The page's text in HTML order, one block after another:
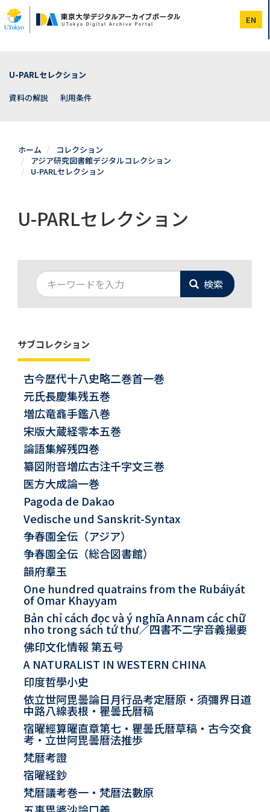
イ
ン
EN
U-PARLセレクション
資料の解説
利用条件
ホーム
コレクション
アジア研究図書館デジタルコレクション
U-PARLセレクション
U-PARLセレクション
検索
サブコレクション
古今歴代十八史略二巻首一巻
元氏長慶集残五巻
増広竜龕手鑑八巻
宋版大蔵経零本五巻
論語集解残四巻
纂図附音増広古注千字文三巻
医方大成論一巻
Pagoda de Dakao
Vedische und Sanskrit-Syntax
争春園全伝（アジア）
争春園全伝（総合図書館）
韻府羣玉
One hundred quatrains from the Rubáiyát
of Omar Khayyam
Bản chỉ cách đọc và ý nghīa Annam các chữ
nho trong sách tứ thư／四書不二字音義撮要
佛印文化情報 第五号
A NATURALIST IN WESTERN CHINA
印度哲學小史
依立世阿毘曇論日月行品考定暦原・須彌界日道
中路八線表根・瞿曇氏暦稿
宿曜經算曜直章第七・瞿曇氏暦草稿・古今交食
考・立世阿毘曇暦法推歩
梵暦考證
宿曜経鈔
梵暦議考巻一・梵暦法數原